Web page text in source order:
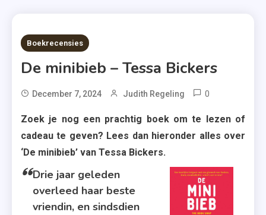
6 MINS READ
Boekrecensies
De minibieb – Tessa Bickers
December 7, 2024 Judith Regeling 0
,
De
,
Zoek je nog een prachtig boek om te lezen of
cadeau te geven? Lees dan hieronder alles over
‘De minibieb’ van Tessa Bickers.
Drie jaar geleden
overleed haar beste
vriendin, en sindsdien